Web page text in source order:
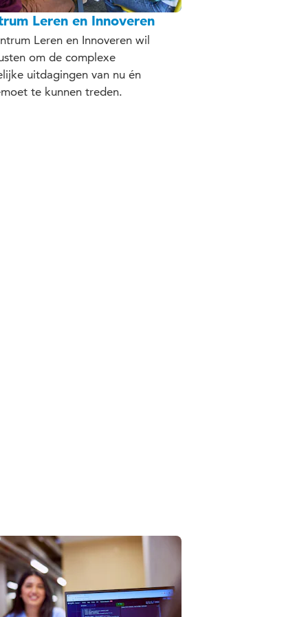
Leren en Innoveren
Leren en Innoveren wil
om de complexe
uitdagingen van nu én
te kunnen treden.